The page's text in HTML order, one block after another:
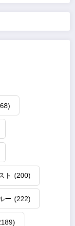
ト (200)
ー (222)